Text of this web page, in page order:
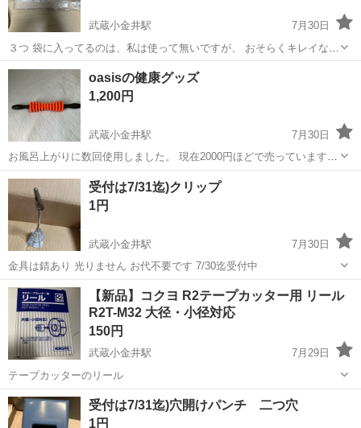
武蔵小金井駅
7月30日
３つ 袋に入ってるのは、私は使って無いですが、 おそらくキレイなの
で、未使用品かな？ ２つ同じのは3、4月頃出してカーテンは使ってま
すが、 タッセルは未使用です。 よろしければどうぞ。 お代は要りま
せん。 受付は7/...
東京 小金井市 武蔵小金井駅 その他
oasisの健康グッズ
1,200円
武蔵小金井駅
7月30日
お風呂上がりに数回使用しました。 現在2000円ほどで売っています。
東急スポーツオアシスが開発した「ほぐしローラー」です。全身のコ
リをほぐしたり、むくみを取ったり、ツボを刺激したりするためのセ
ルフマッサージローラーです。...
東京 小金井市 武蔵小金井駅 その他
受付は7/31迄)クリップ
1円
武蔵小金井駅
7月30日
金具は錆あり 光りません お代不要です 7/30迄受付中
東京 小金井市 武蔵小金井駅
【新品】コクヨ R2テープカッター用 リール
R2T-M32 大径・小径対応
150円
武蔵小金井駅
7月29日
テープカッターのリール
東京 小金井市 武蔵小金井駅 その他
受付は7/31迄)穴開けパンチ 二つ穴
1円